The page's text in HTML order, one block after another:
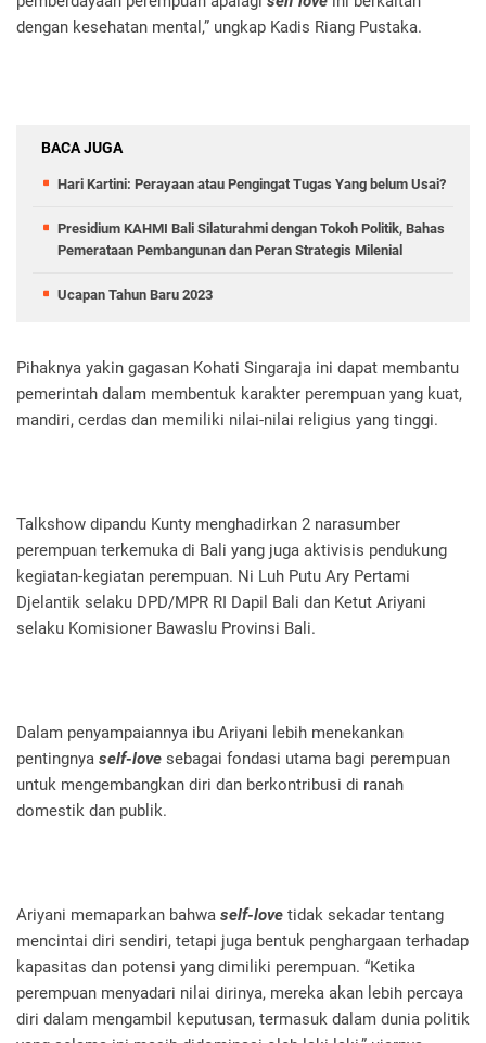
dengan kesehatan mental,” ungkap Kadis Riang Pustaka.
BACA JUGA
Hari Kartini: Perayaan atau Pengingat Tugas Yang belum Usai?
Presidium KAHMI Bali Silaturahmi dengan Tokoh Politik, Bahas
Pemerataan Pembangunan dan Peran Strategis Milenial
Ucapan Tahun Baru 2023
Pihaknya yakin gagasan Kohati Singaraja ini dapat membantu
pemerintah dalam membentuk karakter perempuan yang kuat,
mandiri, cerdas dan memiliki nilai-nilai religius yang tinggi.
Talkshow dipandu Kunty menghadirkan 2 narasumber
perempuan terkemuka di Bali yang juga aktivisis pendukung
kegiatan-kegiatan perempuan. Ni Luh Putu Ary Pertami
Djelantik selaku DPD/MPR RI Dapil Bali dan Ketut Ariyani
selaku Komisioner Bawaslu Provinsi Bali.
Dalam penyampaiannya ibu Ariyani lebih menekankan
pentingnya self-love sebagai fondasi utama bagi perempuan
untuk mengembangkan diri dan berkontribusi di ranah
domestik dan publik.
Ariyani memaparkan bahwa self-love tidak sekadar tentang
mencintai diri sendiri, tetapi juga bentuk penghargaan terhadap
kapasitas dan potensi yang dimiliki perempuan. “Ketika
perempuan menyadari nilai dirinya, mereka akan lebih percaya
diri dalam mengambil keputusan, termasuk dalam dunia politik